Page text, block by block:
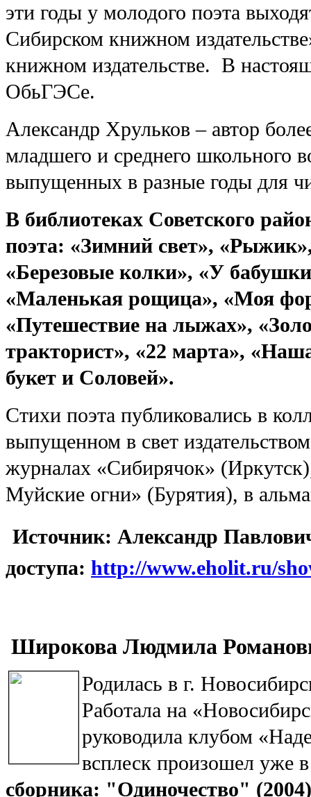
эти годы у молодого поэта
Сибирском книжном
книжном издательстве. В
ОбьГЭСе.
Александр Хрульков – автор
младшего и среднего школьного
выпущенных в разные годы для
В библиотеках Советского
поэта: «Зимний свет»,
«Березовые колки», «У
«Маленькая рощица», «Моя
«Путешествие на лыжах»,
тракторист», «22 марта»,
букет и Соловей».
Стихи поэта публиковались в
выпущенном в свет
журналах «Сибирячок»
Муйские огни» (Бурятия), в
Источник: Александр
доступа: http://www.eholit.ru/
Широкова Людмила
Родилась в г.
Работала на
руководила клубом
всплеск произошел уже
сборника: "Одиночество"